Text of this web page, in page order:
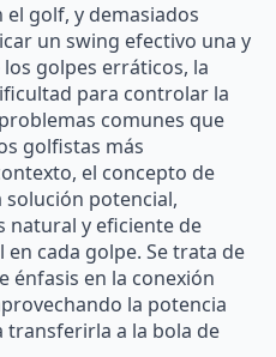
el golf, y demasiados
un swing efectivo una y
golpes erráticos, la
para controlar la
comunes que
golfistas más
el concepto de
potencial,
natural y eficiente de
cada golpe. Se trata de
énfasis en la conexión
la potencia
transferirla a la bola de